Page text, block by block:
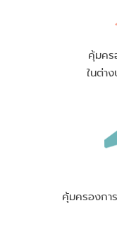
คุ้มคร
ในต่า
คุ้มครองกา